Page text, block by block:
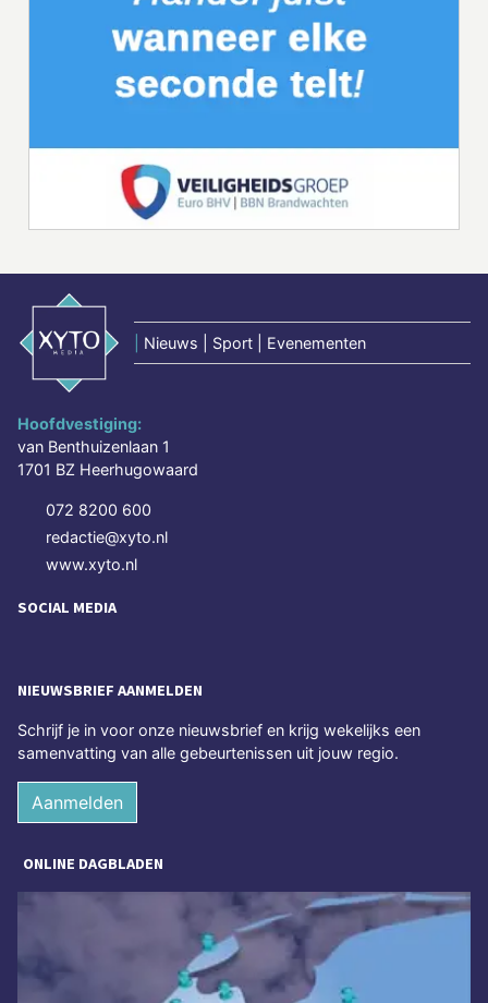
Nieuws | Sport | Evenementen
Hoofdvestiging:
van Benthuizenlaan 1
1701 BZ Heerhugowaard
072 8200 600
redactie@xyto.nl
www.xyto.nl
SOCIAL MEDIA
NIEUWSBRIEF AANMELDEN
Schrijf je in voor onze nieuwsbrief en krijg wekelijks een
samenvatting van alle gebeurtenissen uit jouw regio.
Aanmelden
ONLINE DAGBLADEN